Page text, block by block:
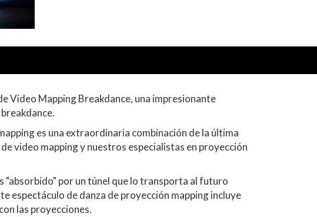
Video Mapping Breakdance, una impresionante
es una extraordinaria combinación de la última
video mapping y nuestros especialistas en proyección
"absorbido" por un túnel que lo transporta al futuro
espectáculo de danza de proyección mapping incluye
las proyecciones.